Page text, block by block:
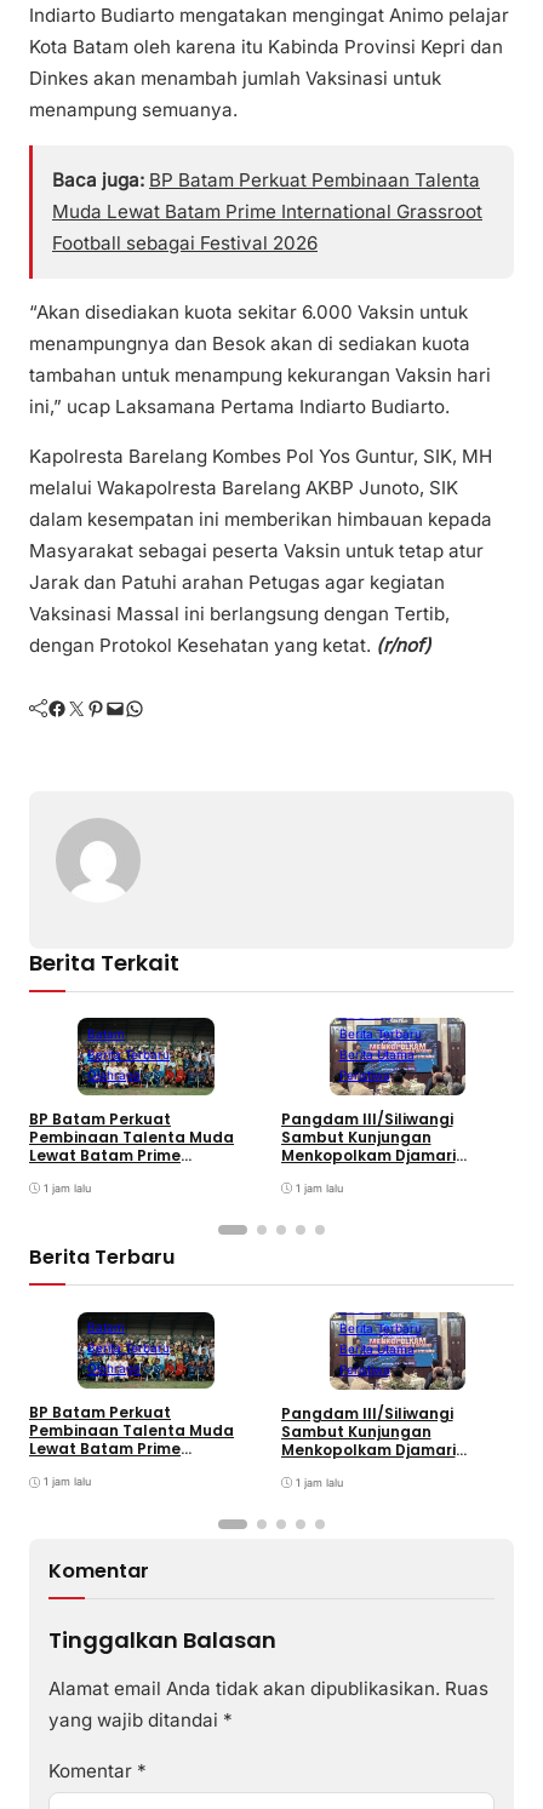
Indiarto Budiarto mengatakan mengingat Animo pelajar
Kota Batam oleh karena itu Kabinda Provinsi Kepri dan
Dinkes akan menambah jumlah Vaksinasi untuk
menampung semuanya.
Baca juga: BP Batam Perkuat Pembinaan Talenta
Muda Lewat Batam Prime International Grassroot
Football sebagai Festival 2026
“Akan disediakan kuota sekitar 6.000 Vaksin untuk
menampungnya dan Besok akan di sediakan kuota
tambahan untuk menampung kekurangan Vaksin hari
ini,” ucap Laksamana Pertama Indiarto Budiarto.
Kapolresta Barelang Kombes Pol Yos Guntur, SIK, MH
melalui Wakapolresta Barelang AKBP Junoto, SIK
dalam kesempatan ini memberikan himbauan kepada
Masyarakat sebagai peserta Vaksin untuk tetap atur
Jarak dan Patuhi arahan Petugas agar kegiatan
Vaksinasi Massal ini berlangsung dengan Tertib,
dengan Protokol Kesehatan yang ketat. (r/nof)
Facebook Twitter Pinterest Mail WhatsApp
Berita Terkait
Batam
Berita Terbaru
Olahraga
BP Batam Perkuat
Pembinaan Talenta Muda
Lewat Batam Prime
Football sebagai Festival
1 jam lalu
Berita Terbaru
Berita Utama
Peristiwa
Pangdam III/Siliwangi
Sambut Kunjungan
Menkopolkam Djamari
1 jam lalu
Berita Terbaru
Batam
Berita Terbaru
Olahraga
BP Batam Perkuat
Pembinaan Talenta Muda
Lewat Batam Prime
Football sebagai Festival
1 jam lalu
Berita Terbaru
Berita Utama
Peristiwa
Pangdam III/Siliwangi
Sambut Kunjungan
Menkopolkam Djamari
1 jam lalu
Komentar
Tinggalkan Balasan
Alamat email Anda tidak akan dipublikasikan. Ruas
yang wajib ditandai *
Komentar *